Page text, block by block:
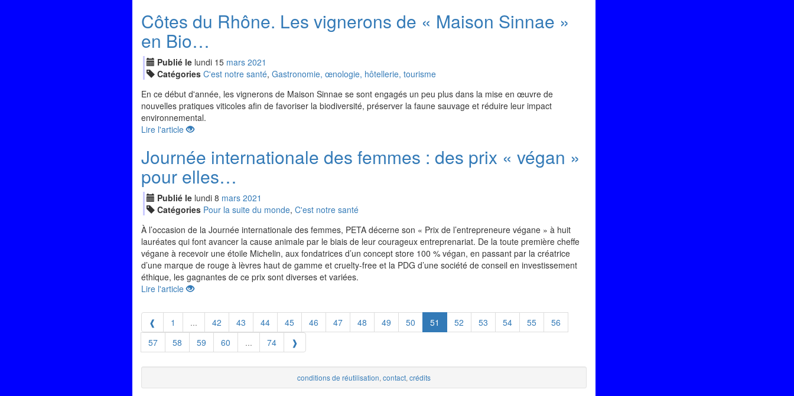
Côtes du Rhône. Les vignerons de « Maison Sinnae »
en Bio…
Publié le lundi 15 mars 2021
Catégories C'est notre santé, Gastronomie, œnologie, hôtellerie, tourisme
En ce début d'année, les vignerons de Maison Sinnae se sont engagés un peu plus dans la mise en œuvre de
nouvelles pratiques viticoles afin de favoriser la biodiversité, préserver la faune sauvage et réduire leur impact
environnemental.
Lire l'article
Journée internationale des femmes : des prix « végan »
pour elles…
Publié le lundi 8 mars 2021
Catégories Pour la suite du monde, C'est notre santé
À l’occasion de la Journée internationale des femmes, PETA décerne son « Prix de l’entrepreneure végane » à huit
lauréates qui font avancer la cause animale par le biais de leur courageux entreprenariat. De la toute première cheffe
végane à recevoir une étoile Michelin, aux fondatrices d’un concept store 100 % végan, en passant par la créatrice
d’une marque de rouge à lèvres haut de gamme et cruelty-free et la PDG d’une société de conseil en investissement
éthique, les gagnantes de ce prix sont diverses et variées.
Lire l'article
❰ 1 ... 42 43 44 45 46 47 48 49 50 51 52 53 54 55
56
57
58 59 60 ... 74 ❱
conditions de réutilisation, contact, crédits